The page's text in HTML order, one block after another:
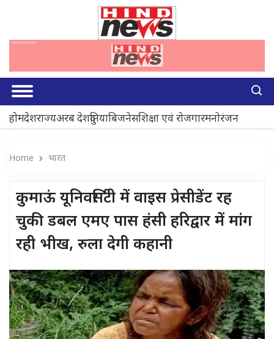
होमदेशराज्यअरब देशदुनियाबिजनेसशिक्षा एवं रोजगारमनोरंजन
Home भारत
कुमाऊं यूनिवर्सिटी में वाइस प्रेसीडेंट रह
चुकी डबल एमए पास हंसी हरिद्वार में मांग
रही भीख, रुला देगी कहानी